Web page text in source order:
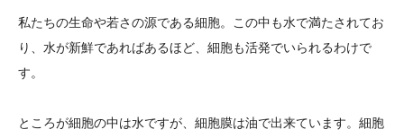
私たちの生命や若さの源である細胞。この中も水で満たされてお
り、水が新鮮であればあるほど、細胞も活発でいられるわけで
す。
ところが細胞の中は水ですが、細胞膜は油で出来ています。細胞